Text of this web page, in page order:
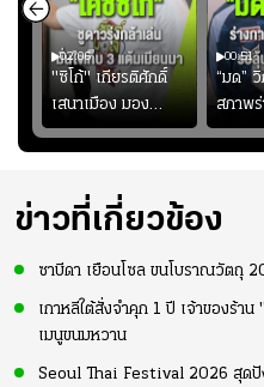
02:06
"ซิโก้" เกียรติศักดิ์
เสนาเมือง มอง
ว่าการเปิดโอกาสให้
แข้งดาวรุ่งลงสนาม
00:51
“มด”
สภาพ
อย่าง
พยายา
ความมั่
ข่าวที่เกี่ยวข้อง
ซาบีดา เยือนโซล ขนโบราณวัตถุ
เกาหลีใต้สั่งจำคุก 1 ปี เจ้าของร้
เมนูขนมหวาน
Seoul Thai Festival 2026 สุด